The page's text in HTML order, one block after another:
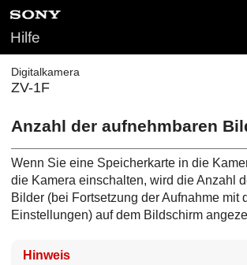
Hilfe
Digitalkamera
ZV-1F
Anzahl der aufnehmbaren
Wenn Sie eine Speicherkarte in die
die Kamera einschalten, wird die Anzahl
Bilder (bei Fortsetzung der Aufnahme mit
Einstellungen) auf dem Bildschirm
Hinweis